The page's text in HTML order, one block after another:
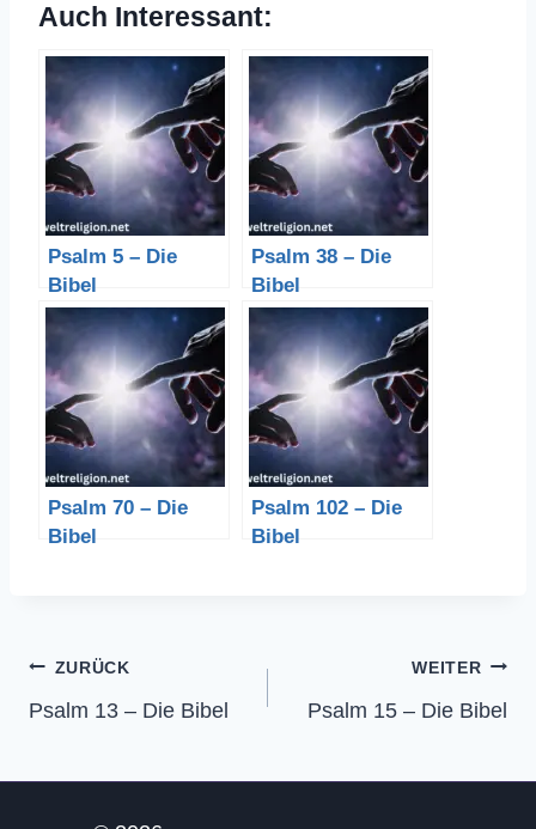
Auch Interessant:
Psalm 5 – Die
Bibel
Psalm 38 – Die
Bibel
Psalm 70 – Die
Bibel
Psalm 102 – Die
Bibel
Beitragsnavigation
ZURÜCK
Psalm 13 – Die Bibel
WEITER
Psalm 15 – Die Bibel